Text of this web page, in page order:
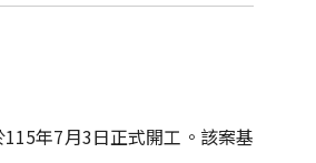
年7月3日正式開工。該案基